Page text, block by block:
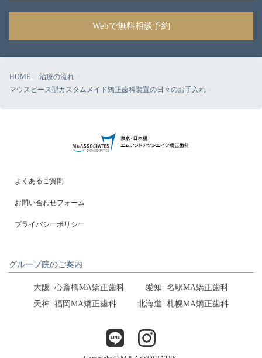
Webで無料相談予約
HOME
治療の流れ
マウスピース型カスタムメイド矯正歯科装置の日々のお手入れ
よくあるご質問
お問い合わせフォーム
プライバシーポリシー
グループ院のご案内
大阪 心斎橋MA矯正歯科 愛知 名駅MA矯正歯科
天神 福岡MA矯正歯科 北海道 札幌MA矯正歯科